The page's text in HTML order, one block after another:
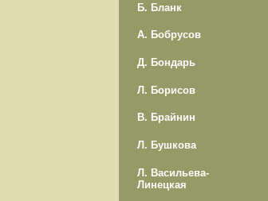
Б. Бланк
А. Бобрусов
Д. Бондарь
Л. Борисов
В. Брайнин
Л. Бушкова
Л. Васильева-
Линецкая